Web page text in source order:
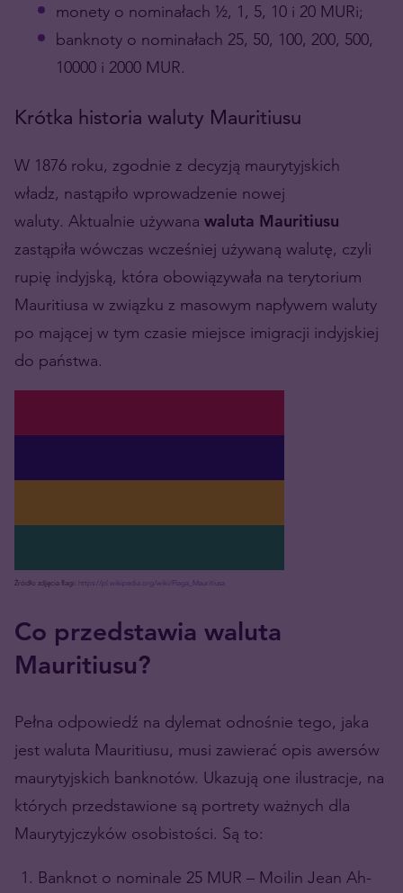
monety o nominałach ½, 1, 5, 10 i 20 MURi;
banknoty o nominałach 25, 50, 100, 200, 500,
10000 i 2000 MUR.
Krótka historia waluty Mauritiusu
W 1876 roku, zgodnie z decyzją maurytyjskich
władz, nastąpiło wprowadzenie nowej
waluty. Aktualnie używana waluta Mauritiusu
zastąpiła wówczas wcześniej używaną walutę, czyli
rupię indyjską, która obowiązywała na terytorium
Mauritiusa w związku z masowym napływem waluty
po mającej w tym czasie miejsce imigracji indyjskiej
do państwa.
Źródło zdjęcia flagi: https://pl.wikipedia.org/wiki/Flaga_Mauritiusa
Co przedstawia waluta
Mauritiusu?
Pełna odpowiedź na dylemat odnośnie tego, jaka
jest waluta Mauritiusu, musi zawierać opis awersów
maurytyjskich banknotów. Ukazują one ilustracje, na
których przedstawione są portrety ważnych dla
Maurytyjczyków osobistości. Są to:
Banknot o nominale 25 MUR – Moilin Jean Ah-